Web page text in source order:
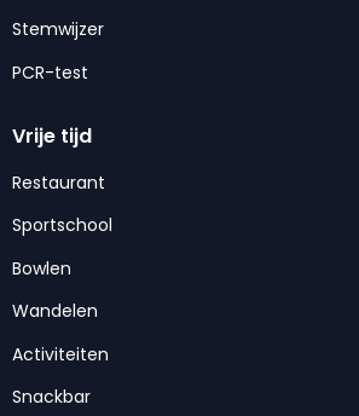
Stemwijzer
PCR-test
Vrije tijd
Restaurant
Sportschool
Bowlen
Wandelen
Activiteiten
Snackbar